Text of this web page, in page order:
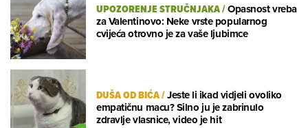
UPOZORENJE STRUČNJAKA/Opasnost vreba
za Valentinovo: Neke vrste popularnog
cvijeća otrovno je za vaše ljubimce
DUŠA OD BIĆA/Jeste li ikad vidjeli ovoliko
empatičnu macu? Silno ju je zabrinulo
zdravlje vlasnice, video je hit